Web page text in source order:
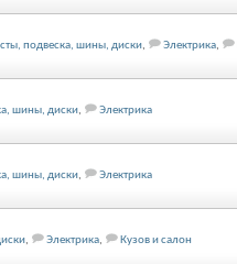
подвеска, шины, диски, Электрика,
шины, диски, Электрика
шины, диски, Электрика
, Электрика, Кузов и салон